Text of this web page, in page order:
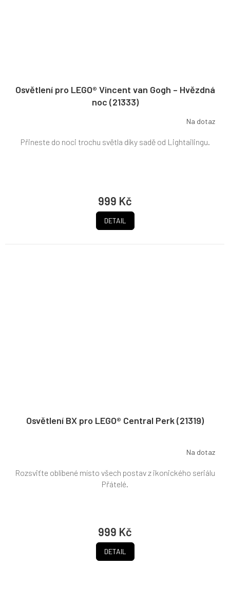
Osvětlení pro LEGO® Vincent van Gogh – Hvězdná
noc (21333)
Na dotaz
999 Kč
DETAIL
Přineste do noci trochu světla díky sadě od Lightailingu.
Osvětlení BX pro LEGO® Central Perk (21319)
Na dotaz
999 Kč
DETAIL
Rozsviťte oblíbené místo všech postav z ikonického seriálu
Přátelé.